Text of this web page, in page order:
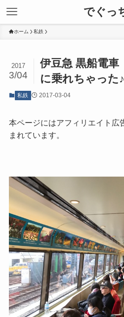
でぐっ
ホーム 私鉄
伊豆急 黒船電車
に乗れちゃった♪
2017
3/04
私鉄 2017-03-04
本ページにはアフィリエイト広
まれています。